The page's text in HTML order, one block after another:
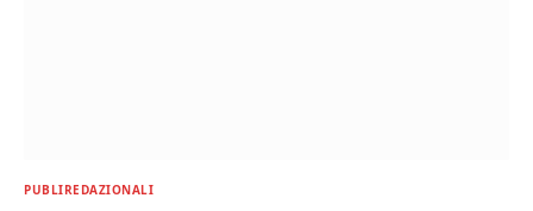
PUBLIREDAZIONALI